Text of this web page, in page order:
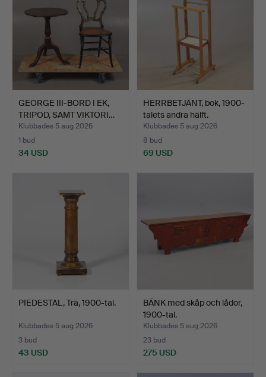
GEORGE III-BORD I EK,
TRIPOD, SAMT VIKTORI…
Klubbades 5 aug 2026
1 bud
34 USD
HERRBETJÄNT, bok, 1900-
talets andra hälft.
Klubbades 5 aug 2026
8 bud
69 USD
PIEDESTAL, Trä, 1900-tal.
Klubbades 5 aug 2026
3 bud
43 USD
BÄNK med skåp och lådor,
1900-tal.
Klubbades 5 aug 2026
23 bud
275 USD